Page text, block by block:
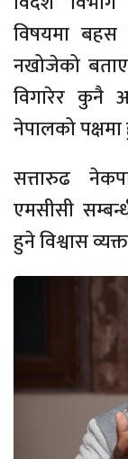
विषयमा बहस
नखोजेको
विगारेर कुनै
नेपालको
सत्तारुढ
एमसीसी
हुने विश्वास